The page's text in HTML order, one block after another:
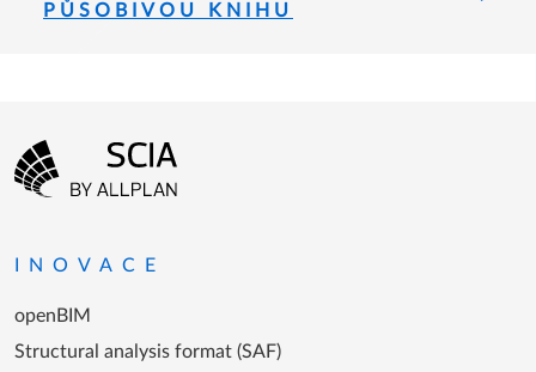
PŮSOBIVOU KNIHU
Menu patičky
INOVACE
openBIM
Structural analysis format (SAF)